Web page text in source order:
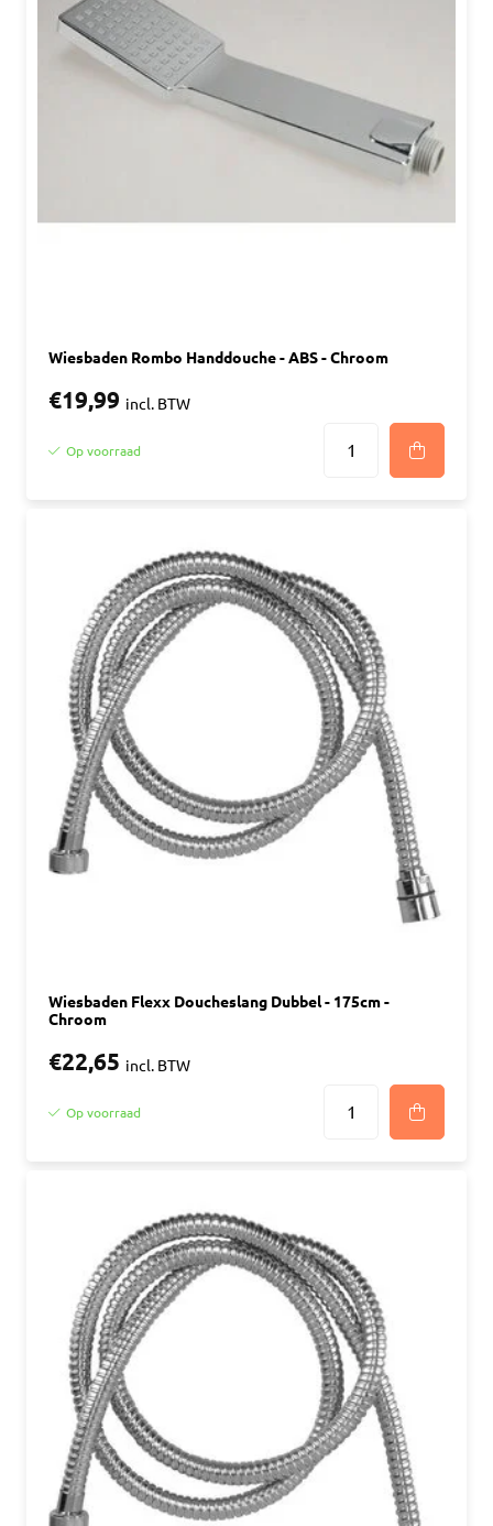
Wiesbaden Rombo Handdouche - ABS - Chroom
€19,99 incl. BTW
Op voorraad
Wiesbaden Flexx Doucheslang Dubbel - 175cm -
Chroom
€22,65 incl. BTW
Op voorraad